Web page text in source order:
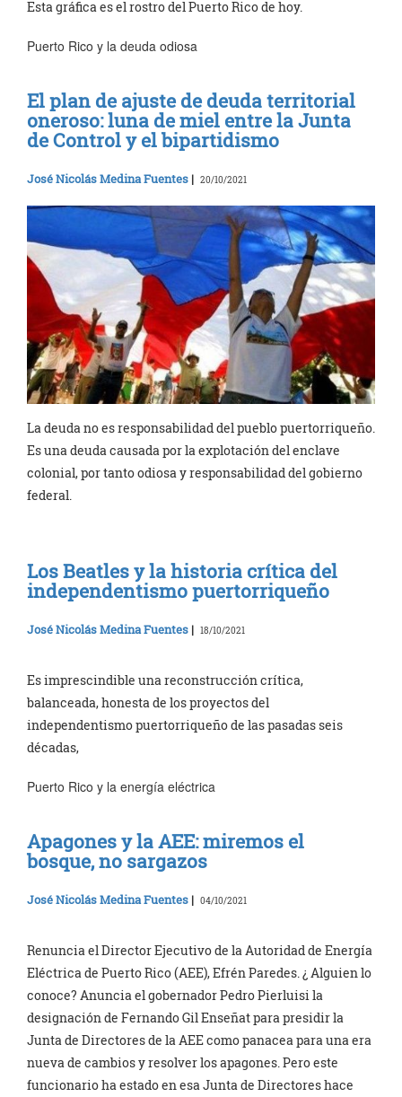
Esta gráfica es el rostro del Puerto Rico de hoy.
Puerto Rico y la deuda odiosa
El plan de ajuste de deuda territorial
oneroso: luna de miel entre la Junta
de Control y el bipartidismo
José Nicolás Medina Fuentes | 20/10/2021
La deuda no es responsabilidad del pueblo puertorriqueño.
Es una deuda causada por la explotación del enclave
colonial, por tanto odiosa y responsabilidad del gobierno
federal.
Los Beatles y la historia crítica del
independentismo puertorriqueño
José Nicolás Medina Fuentes | 18/10/2021
Es imprescindible una reconstrucción crítica,
balanceada, honesta de los proyectos del
independentismo puertorriqueño de las pasadas seis
décadas,
Puerto Rico y la energía eléctrica
Apagones y la AEE: miremos el
bosque, no sargazos
José Nicolás Medina Fuentes | 04/10/2021
Renuncia el Director Ejecutivo de la Autoridad de Energía
Eléctrica de Puerto Rico (AEE), Efrén Paredes. ¿ Alguien lo
conoce? Anuncia el gobernador Pedro Pierluisi la
designación de Fernando Gil Enseñat para presidir la
Junta de Directores de la AEE como panacea para una era
nueva de cambios y resolver los apagones. Pero este
funcionario ha estado en esa Junta de Directores hace